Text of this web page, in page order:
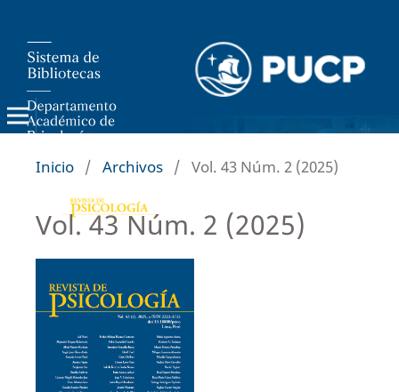
Inicio / Archivos / Vol. 43 Núm. 2 (2025)
Vol. 43 Núm. 2 (2025)